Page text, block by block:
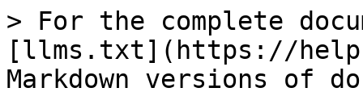
> For the complete
[llms.txt](https://
Markdown versions of